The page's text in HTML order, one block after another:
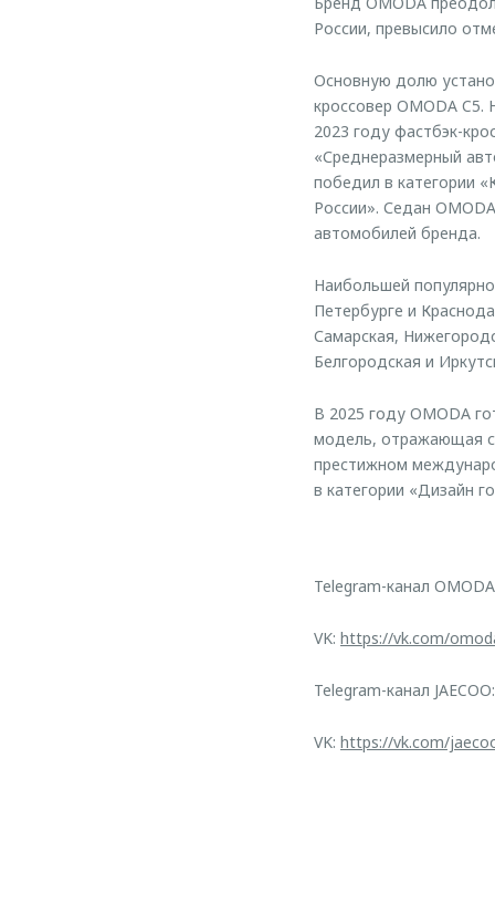
России, превысило
Основную долю
кроссовер OMODA
2023 году фастбэк-
«Среднеразмерный
победил в категории
России». Седан
автомобилей бренда.
Наибольшей
Петербурге и
Самарская,
Белгородская и
В 2025 году OMODA
модель, отражающая
престижном
в категории «Дизайн
Telegram-канал
VK: https://vk.com/
Telegram-канал
VK: https://vk.com/